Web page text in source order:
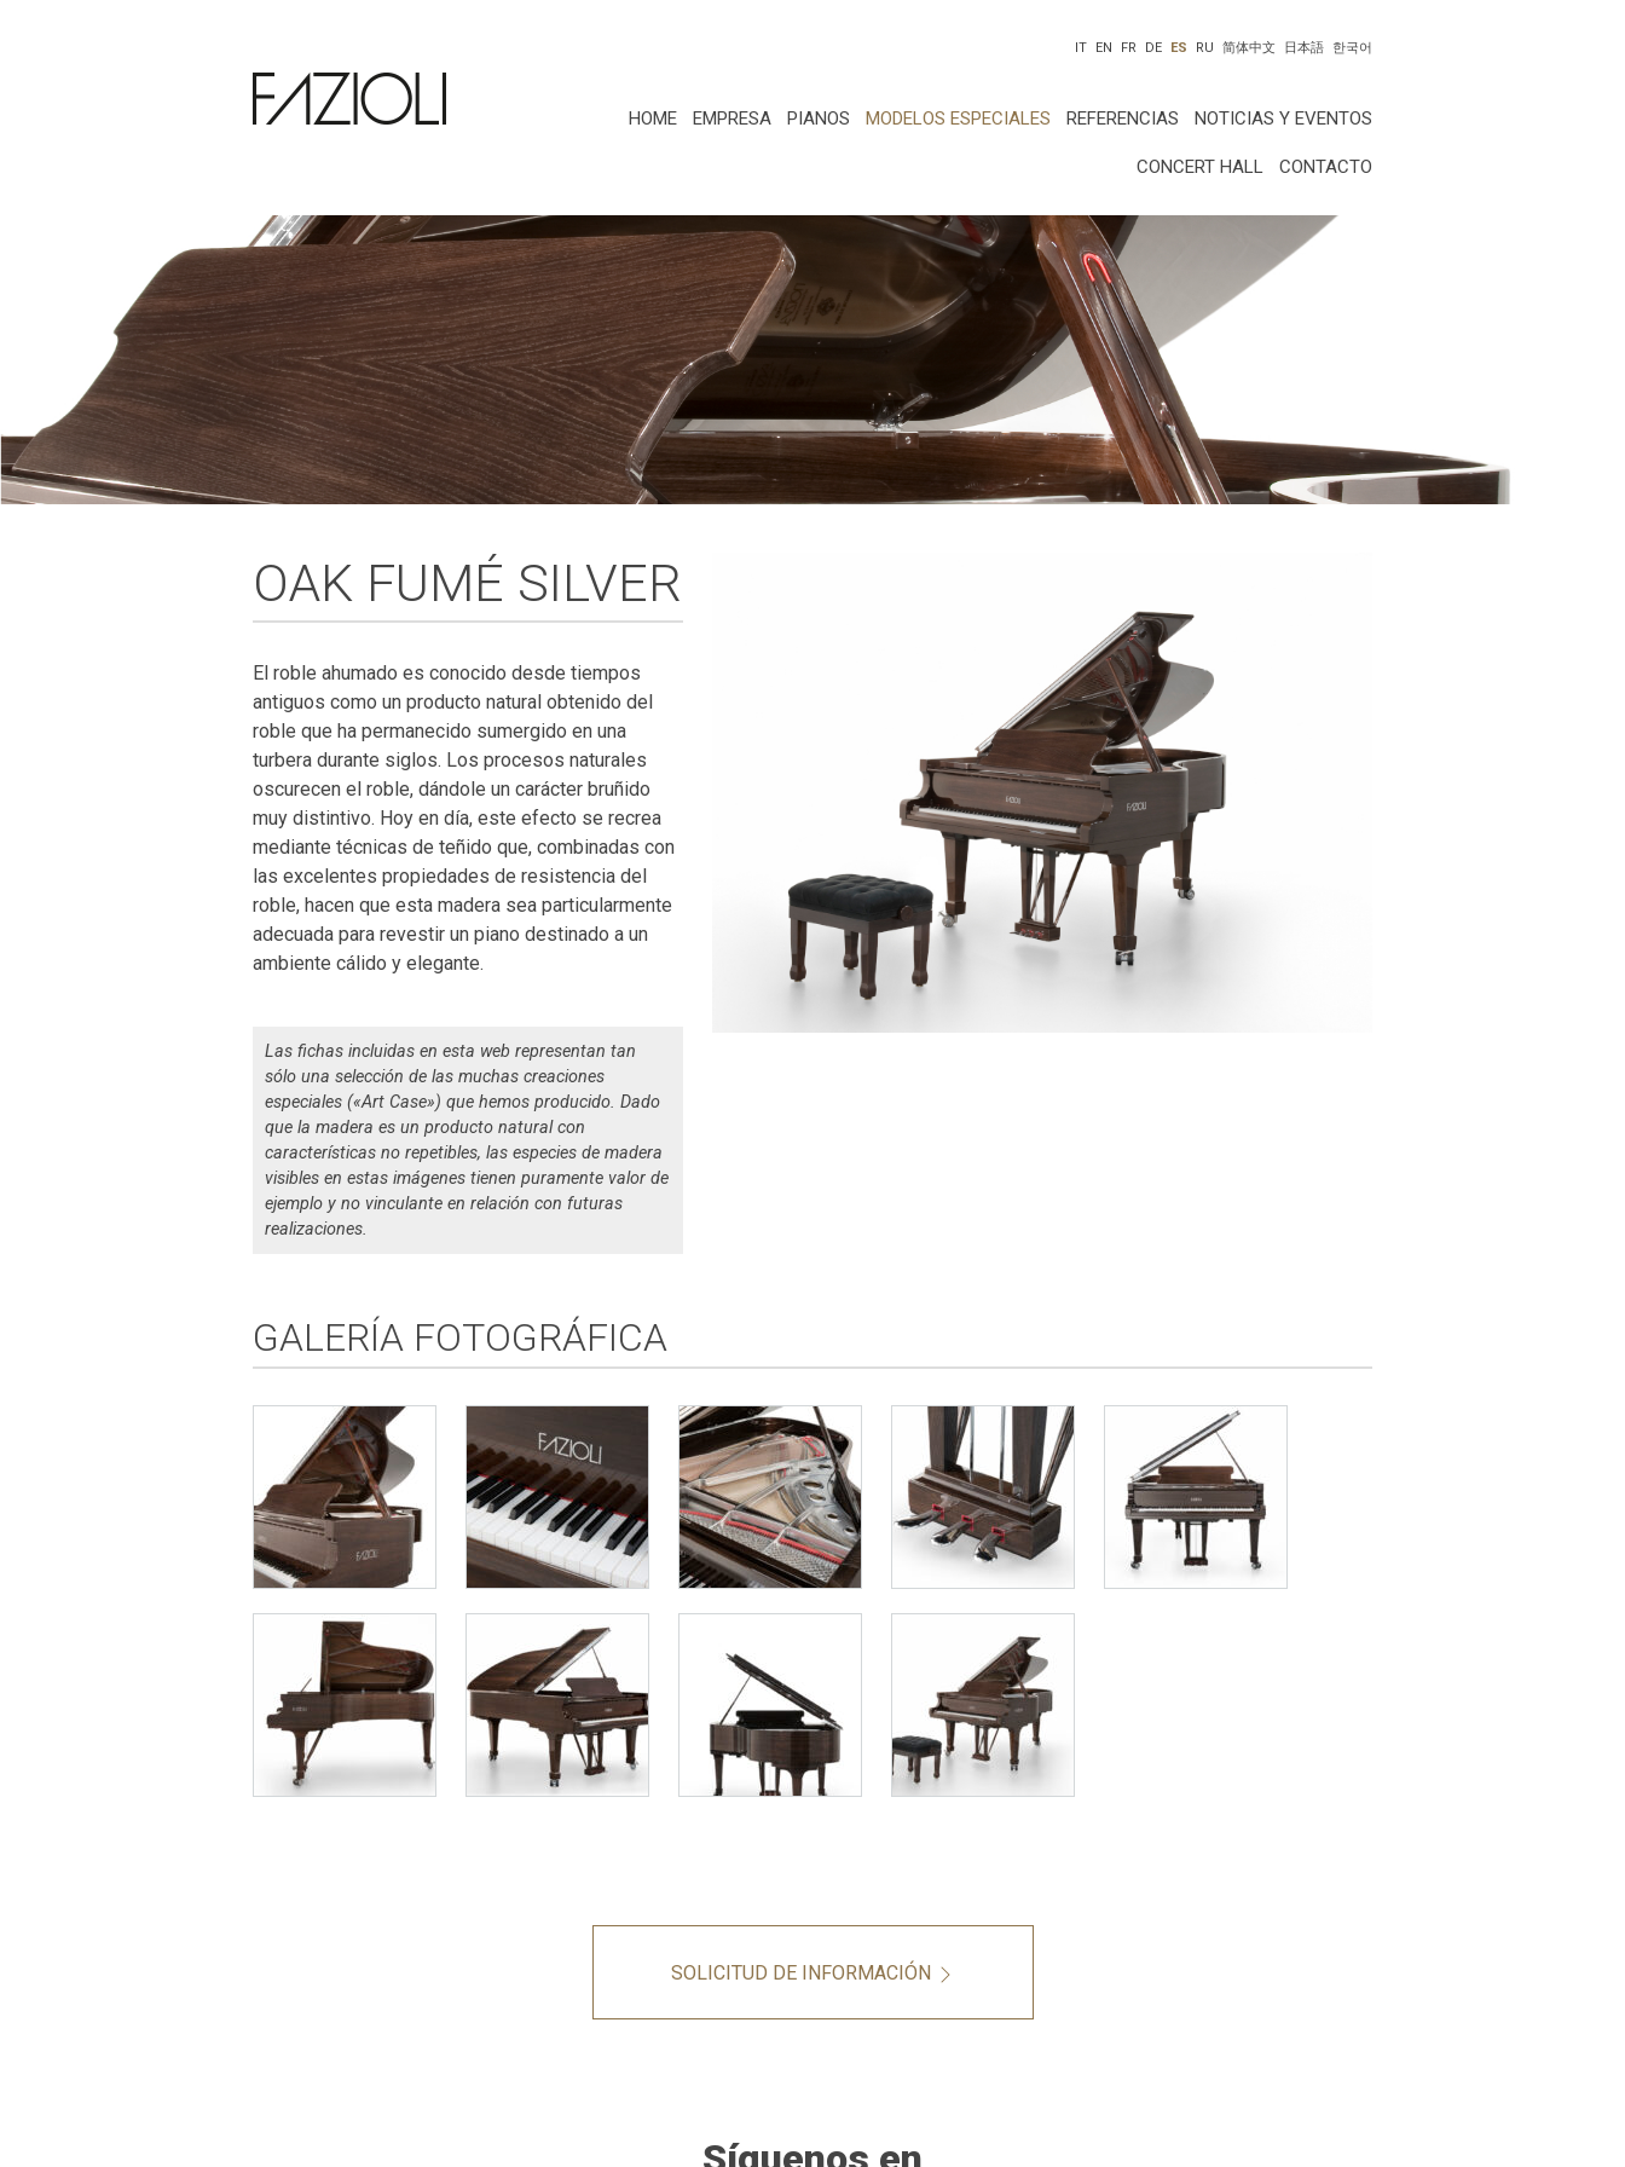
한국어
日本語
IT EN FR DE ES RU 简体中文
HOME EMPRESA PIANOS MODELOS ESPECIALES REFERENCIAS NOTICIAS Y EVENTOS
CONCERT HALL CONTACTO
OAK FUMÉ SILVER
El roble ahumado es conocido desde tiempos
antiguos como un producto natural obtenido del
roble que ha permanecido sumergido en una
turbera durante siglos. Los procesos naturales
oscurecen el roble, dándole un carácter bruñido
muy distintivo. Hoy en día, este efecto se recrea
mediante técnicas de teñido que, combinadas con
las excelentes propiedades de resistencia del
roble, hacen que esta madera sea particularmente
adecuada para revestir un piano destinado a un
ambiente cálido y elegante.
Las fichas incluidas en esta web representan tan
sólo una selección de las muchas creaciones
especiales («Art Case») que hemos producido. Dado
que la madera es un producto natural con
características no repetibles, las especies de madera
visibles en estas imágenes tienen puramente valor de
ejemplo y no vinculante en relación con futuras
realizaciones.
GALERÍA FOTOGRÁFICA
SOLICITUD DE INFORMACIÓN